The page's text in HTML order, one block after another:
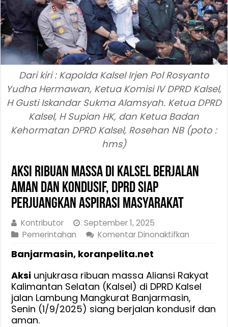
Dari kiri : Kapolda Kalsel Irjen Pol Rosyanto
Yudha Hermawan, Ketua Komisi IV DPRD Kalsel,
H Gusti Iskandar Sukma Alamsyah. Ketua DPRD
Kalsel, H Supian HK, dan Ketua Badan
Kehormatan DPRD Kalsel, Rosehan NB (poto :
hms)
Aksi Ribuan Massa di Kalsel Berjalan
Aman dan Kondusif, DPRD Siap
Perjuangkan Aspirasi Masyarakat
Kontributor
September 1, 2025
Pemerintahan
Komentar Dinonaktifkan
di
Kalsel
Berjalan
Banjarmasin, koranpelita.net
Aksi unjukrasa ribuan massa Aliansi Rakyat
Kalimantan Selatan (Kalsel) di DPRD Kalsel
jalan Lambung Mangkurat Banjarmasin,
Senin (1/9/2025) siang berjalan kondusif dan
aman.